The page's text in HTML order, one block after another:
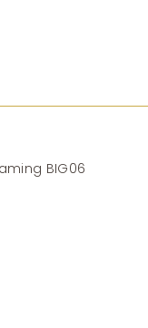
BIG06